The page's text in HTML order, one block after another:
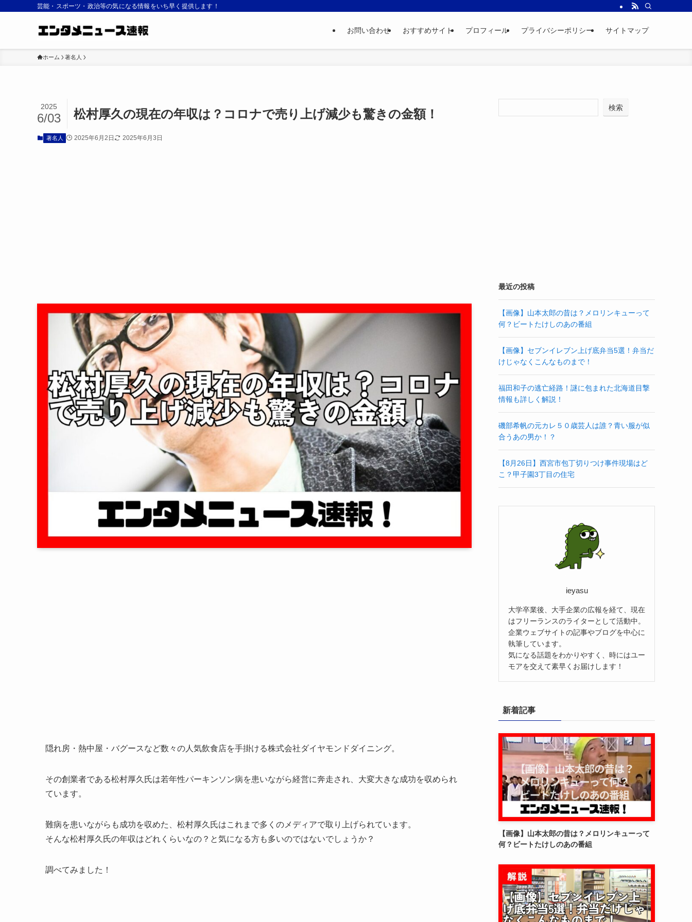
芸能・スポーツ・政治等の気になる情報をいち早く提供します！
お問い合わせ おすすめサイト プロフィール プライバシーポリシー サイトマップ
ホーム 著名人
松村厚久の現在の年収は？コロナで売り上げ減少も驚きの金額！
2025
6/03
著名人 2025年6月2日 2025年6月3日
隠れ房・熱中屋・バグースなど数々の人気飲食店を手掛ける株式会社ダイヤモンドダイニング。
その創業者である松村厚久氏は若年性パーキンソン病を患いながら経営に奔走され、大変大きな成功を収められ
ています。
難病を患いながらも成功を収めた、松村厚久氏はこれまで多くのメディアで取り上げられています。
そんな松村厚久氏の年収はどれくらいなの？と気になる方も多いのではないでしょうか？
調べてみました！
検索
最近の投稿
【画像】山本太郎の昔は？メロリンキューって
何？ビートたけしのあの番組
【画像】セブンイレブン上げ底弁当5選！弁当だ
けじゃなくこんなものまで！
福田和子の逃亡経路！謎に包まれた北海道目撃
情報も詳しく解説！
磯部希帆の元カレ５０歳芸人は誰？青い服が似
合うあの男か！？
【8月26日】西宮市包丁切りつけ事件現場はど
こ？甲子園3丁目の住宅
ieyasu
大学卒業後、大手企業の広報を経て、現在
はフリーランスのライターとして活動中。
企業ウェブサイトの記事やブログを中心に
執筆しています。
気になる話題をわかりやすく、時にはユー
モアを交えて素早くお届けします！
新着記事
【画像】山本太郎の昔は？メロリンキューって
何？ビートたけしのあの番組